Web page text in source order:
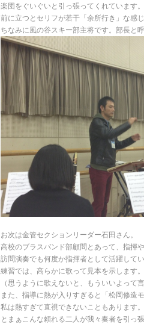
楽団をぐいぐいと引っ張ってくれています。
前に立つとセリフが若干「余所行き」な感
ちなみに風の谷スキー部主将です。部長と
お次は金管セクションリーダー石田さん。
高校のブラスバンド部顧問とあって、指揮
訪問演奏でも何度か指揮者として活躍してい
練習では、高らかに歌って見本を示します。
（思うように歌えないと、もういいよって
また、指導に熱が入りすぎると「松岡修造
私は熱すぎて直視できないこともあります。
とまぁこんな頼れる二人が我々奏者を引っ